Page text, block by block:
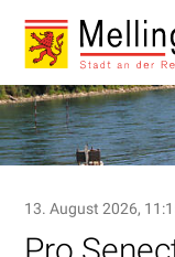
Navigieren
13. August 2026,